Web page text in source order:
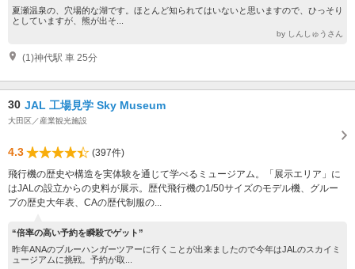
夏瀬温泉の、穴場的な湖です。ほとんど知られてはいないと思いますので、ひっそり
としていますが、熊が出そ...
by しんしゅうさん
(1)神代駅 車 25分
30 JAL 工場見学 Sky Museum
大田区／産業観光施設
4.3
(397件)
飛行機の歴史や構造を実体験を通じて学べるミュージアム。「展示エリア」に
はJALの設立からの史料が展示。歴代飛行機の1/50サイズのモデル機、グルー
プの歴史大年表、CAの歴代制服の...
“倍率の高い予約を瞬殺でゲット”
昨年ANAのブルーハンガーツアーに行くことが出来ましたので今年はJALのスカイミ
ュージアムに挑戦。予約が取...